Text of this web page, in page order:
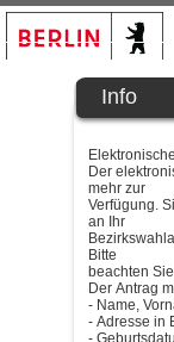
Info
Der
mehr zur
Verfügung.
an Ihr
Bitte
beachten
Der Antrag
- Name,
- Adresse in
-